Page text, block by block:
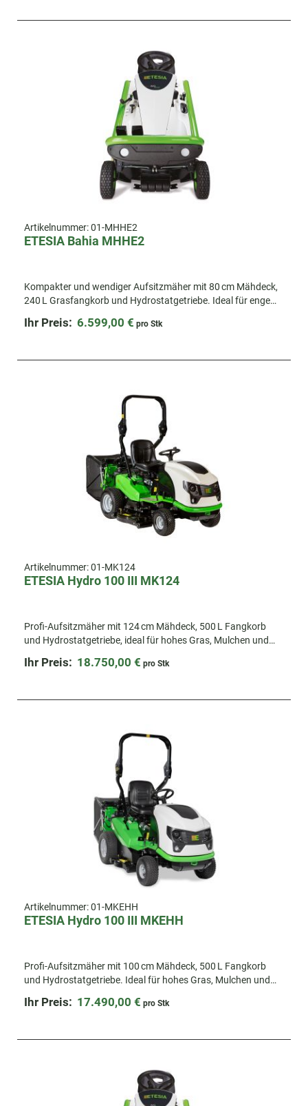
Artikelnummer:01-MHHE2
ETESIA Bahia MHHE2
Kompakter und wendiger Aufsitzmäher mit 80 cm Mähdeck,
240 L Grasfangkorb und Hydrostatgetriebe. Ideal für enge
Ihr Preis: 6.599,00 € pro Stk
Artikelnummer:01-MK124
ETESIA Hydro 100 III MK124
Profi-Aufsitzmäher mit 124 cm Mähdeck, 500 L Fangkorb
und Hydrostatgetriebe, ideal für hohes Gras, Mulchen und
Ihr Preis: 18.750,00 € pro Stk
Artikelnummer:01-MKEHH
ETESIA Hydro 100 III MKEHH
Profi-Aufsitzmäher mit 100 cm Mähdeck, 500 L Fangkorb
und Hydrostatgetriebe. Ideal für hohes Gras, Mulchen und
Ihr Preis: 17.490,00 € pro Stk